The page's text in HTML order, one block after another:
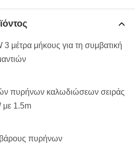
μέτρα μήκους για τη συμβατική
πυρήνων καλωδιώσεων σειράς
με 1.5m
πυρήνων